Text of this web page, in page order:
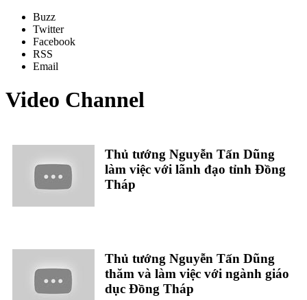
Buzz
Twitter
Facebook
RSS
Email
Video Channel
Thủ tướng Nguyễn Tấn Dũng
làm việc với lãnh đạo tỉnh Đồng
Tháp
Thủ tướng Nguyễn Tấn Dũng
thăm và làm việc với ngành giáo
dục Đồng Tháp